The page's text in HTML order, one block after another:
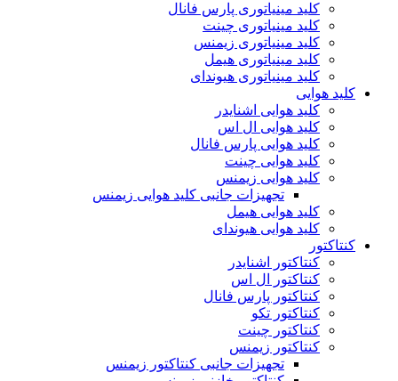
کلید مینیاتوری پارس فانال
کلید مینیاتوری چینت
کلید مینیاتوری زیمنس
کلید مینیاتوری هیمل
کلید مینیاتوری هیوندای
کلید هوایی
کلید هوایی اشنایدر
کلید هوایی ال اس
کلید هوایی پارس فانال
کلید هوایی چینت
کلید هوایی زیمنس
تجهیزات جانبی کلید هوایی زیمنس
کلید هوایی هیمل
کلید هوایی هیوندای
کنتاکتور
کنتاکتور اشنایدر
کنتاکتور ال اس
کنتاکتور پارس فانال
کنتاکتور تکو
کنتاکتور چینت
کنتاکتور زیمنس
تجهیزات جانبی کنتاکتور زیمنس